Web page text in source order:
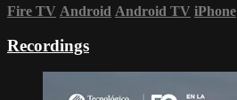
Fire TV Android Android TV iPhone
Recordings